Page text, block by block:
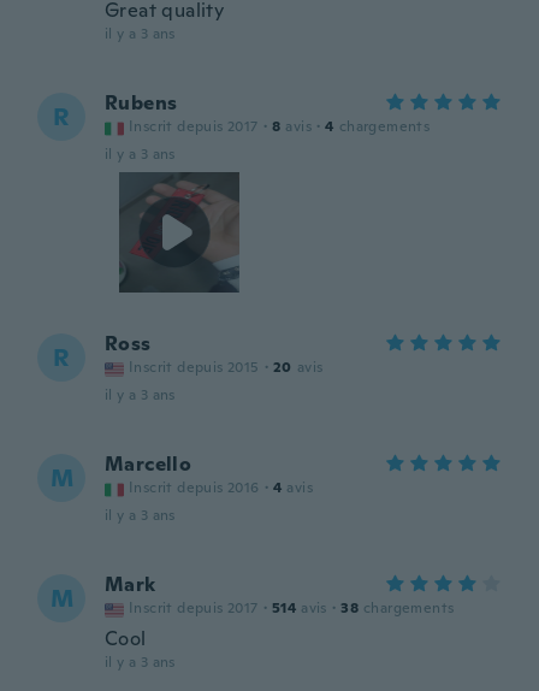
Great quality
il y a 3 ans
R Rubens
Inscrit depuis 2017 · 8 avis · 4 chargements
il y a 3 ans
R Ross
Inscrit depuis 2015 · 20 avis
il y a 3 ans
M Marcello
Inscrit depuis 2016 · 4 avis
il y a 3 ans
M Mark
Inscrit depuis 2017 · 514 avis · 38 chargements
Cool
il y a 3 ans